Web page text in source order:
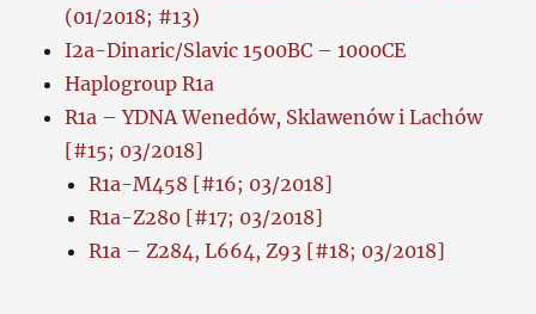
(01/2018; #13)
I2a-Dinaric/Slavic 1500BC – 1000CE
Haplogroup R1a
R1a – YDNA Wenedów, Sklawenów i Lachów
[#15; 03/2018]
R1a-M458 [#16; 03/2018]
R1a-Z280 [#17; 03/2018]
R1a – Z284, L664, Z93 [#18; 03/2018]